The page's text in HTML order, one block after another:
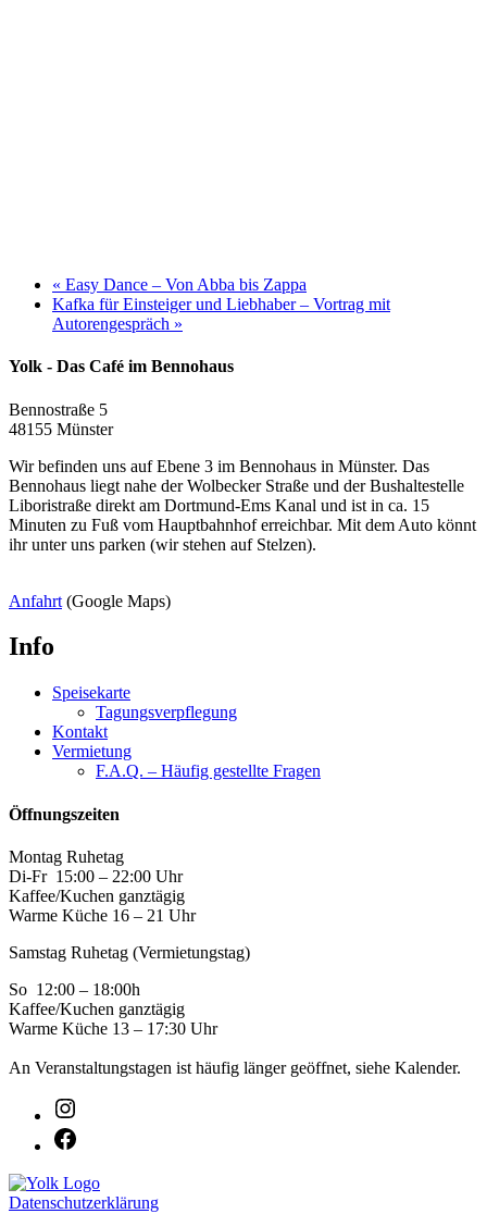
« Easy Dance – Von Abba bis Zappa
Kafka für Einsteiger und Liebhaber – Vortrag mit
Autorengespräch »
Yolk - Das Café im Bennohaus
Bennostraße 5
48155 Münster
Wir befinden uns auf Ebene 3 im Bennohaus in Münster. Das
Bennohaus liegt nahe der Wolbecker Straße und der Bushaltestelle
Liboristraße direkt am Dortmund-Ems Kanal und ist in ca. 15
Minuten zu Fuß vom Hauptbahnhof erreichbar. Mit dem Auto könnt
ihr unter uns parken (wir stehen auf Stelzen).
Anfahrt (Google Maps)
Info
Speisekarte
Tagungsverpflegung
Kontakt
Vermietung
F.A.Q. – Häufig gestellte Fragen
Öffnungszeiten
Montag Ruhetag
Di-Fr 15:00 – 22:00 Uhr
Kaffee/Kuchen ganztägig
Warme Küche 16 – 21 Uhr
Samstag Ruhetag (Vermietungstag)
So 12:00 – 18:00h
Kaffee/Kuchen ganztägig
Warme Küche 13 – 17:30 Uhr
An Veranstaltungstagen ist häufig länger geöffnet, siehe Kalender.
Datenschutzerklärung